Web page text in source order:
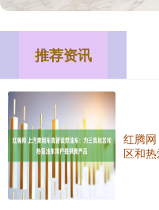
推荐资讯
红腾
区和